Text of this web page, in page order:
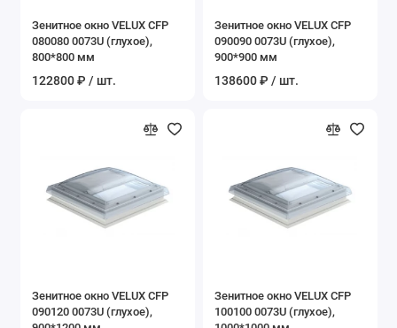
Зенитное окно VELUX CFP
080080 0073U (глухое),
800*800 мм
122800 ₽ / шт.
Зенитное окно VELUX CFP
090090 0073U (глухое),
900*900 мм
138600 ₽ / шт.
Зенитное окно VELUX CFP
090120 0073U (глухое),
Зенитное окно VELUX CFP
100100 0073U (глухое),